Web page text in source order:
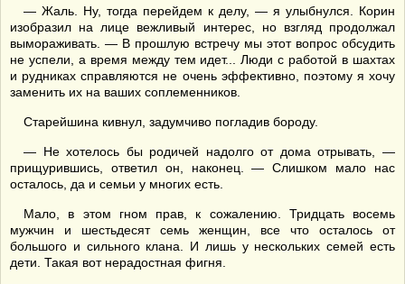
— Жаль. Ну, тогда перейдем к делу, — я улыбнулся. Корин
изобразил на лице вежливый интерес, но взгляд продолжал
вымораживать. — В прошлую встречу мы этот вопрос обсудить
не успели, а время между тем идет... Люди с работой в шахтах
и рудниках справляются не очень эффективно, поэтому я хочу
заменить их на ваших соплеменников.
Старейшина кивнул, задумчиво погладив бороду.
— Не хотелось бы родичей надолго от дома отрывать, —
прищурившись, ответил он, наконец. — Слишком мало нас
осталось, да и семьи у многих есть.
Мало, в этом гном прав, к сожалению. Тридцать восемь
мужчин и шестьдесят семь женщин, все что осталось от
большого и сильного клана. И лишь у нескольких семей есть
дети. Такая вот нерадостная фигня.